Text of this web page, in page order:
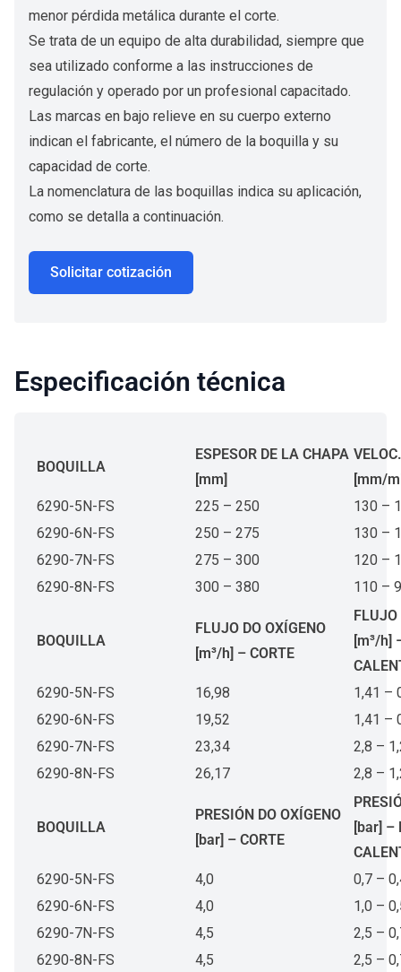
menor pérdida metálica durante el corte.
Se trata de un equipo de alta durabilidad, siempre que
sea utilizado conforme a las instrucciones de
regulación y operado por un profesional capacitado.
Las marcas en bajo relieve en su cuerpo externo
indican el fabricante, el número de la boquilla y su
capacidad de corte.
La nomenclatura de las boquillas indica su aplicación,
como se detalla a continuación.
Solicitar cotización
Especificación técnica
BOQUILLA
ESPESOR DE LA CHAPA
[mm]
[mm/
6290-5N-FS
225 – 250
130 –
6290-6N-FS
250 – 275
130 –
6290-7N-FS
275 – 300
120 –
6290-8N-FS
300 – 380 110 –
BOQUILLA
FLUJO DO OXÍGENO
[m³/h] – CORTE
FLUJO
[m³/h]
6290-5N-FS
16,98
1,41 –
6290-6N-FS
19,52
1,41 –
6290-7N-FS
23,34
2,8 –
6290-8N-FS
26,17 2,8 –
BOQUILLA
PRESIÓN DO OXÍGENO
[bar] – CORTE
[bar] –
6290-5N-FS
4,0
0,7 –
6290-6N-FS
4,0
1,0 –
6290-7N-FS
4,5
2,5 –
6290-8N-FS
4,5 2,5 –